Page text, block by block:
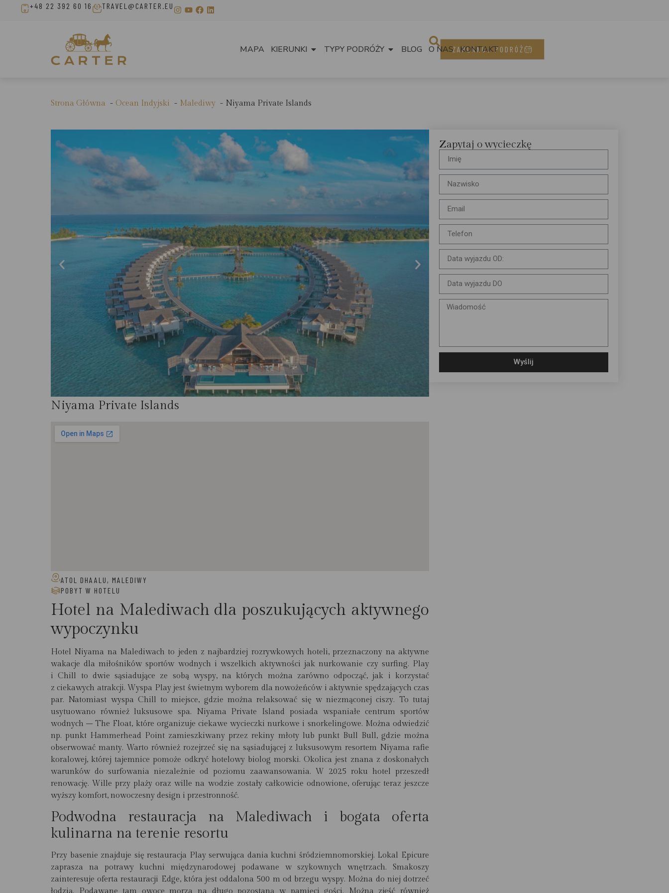
+48 22 392 60 16 TRAVEL@CARTER.EU
MAPA KIERUNKI TYPY PODRÓŻY BLOG O NAS KONTAKT
ZAPLANUJ PODRÓŻ
Strona Główna Ocean Indyjski Malediwy Niyama Private Islands
Niyama Private Islands
ATOL DHAALU, MALEDIWY
POBYT W HOTELU
Hotel na Malediwach dla poszukujących aktywnego
wypoczynku
Hotel Niyama na Malediwach to jeden z najbardziej rozrywkowych hoteli, przeznaczony na aktywne
wakacje dla miłośników sportów wodnych i wszelkich aktywności jak nurkowanie czy surfing. Play
i Chill to dwie sąsiadujące ze sobą wyspy, na których można zarówno odpocząć, jak i korzystać
z ciekawych atrakcji. Wyspa Play jest świetnym wyborem dla nowożeńców i aktywnie spędzających czas
par. Natomiast wyspa Chill to miejsce, gdzie można relaksować się w niezmąconej ciszy. To tutaj
usytuowano również luksusowe spa. Niyama Private Island posiada wspaniałe centrum sportów
wodnych – The Float, które organizuje ciekawe wycieczki nurkowe i snorkelingowe. Można odwiedzić
np. punkt Hammerhead Point zamieszkiwany przez rekiny młoty lub punkt Bull Bull, gdzie można
obserwować manty. Warto również rozejrzeć się na sąsiadującej z luksusowym resortem Niyama rafie
koralowej, której tajemnice pomoże odkryć hotelowy biolog morski. Okolica jest znana z doskonałych
warunków do surfowania niezależnie od poziomu zaawansowania. W 2025 roku hotel przeszedł
renowację. Wille przy plaży oraz wille na wodzie zostały całkowicie odnowione, oferując teraz jeszcze
wyższy komfort, nowoczesny design i przestronność.
Podwodna restauracja na Malediwach i bogata oferta
kulinarna na terenie resortu
Przy basenie znajduje się restauracja Play serwująca dania kuchni śródziemnomorskiej. Lokal Epicure
zaprasza na potrawy kuchni międzynarodowej podawane w szykownych wnętrzach. Smakoszy
zainteresuje oferta restauracji Edge, która jest oddalona 500 m od brzegu wyspy. Można do niej dotrzeć
Zapytaj o wycieczkę
Wyślij